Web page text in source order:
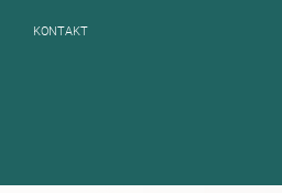
KONTAKT